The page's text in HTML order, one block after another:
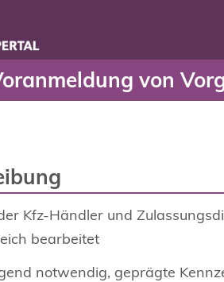
von
von
Kfz-Händler und
bearbeitet
notwendig, geprägte